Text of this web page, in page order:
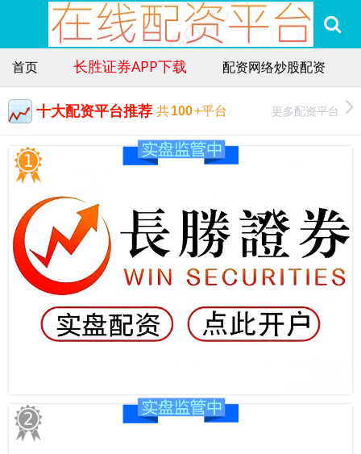
首页 长胜证券APP下载 配资网络炒股配资
十大配资平台推荐 共100+平台 更多配资平台